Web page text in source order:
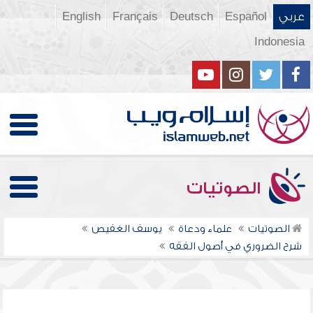
عربي Español
Deutsch
Français
English
Indonesia
الصوتيات
الصوتيات علماء ودعاة
يوسف الغفيص
شرح الضروري في أصول الفقه